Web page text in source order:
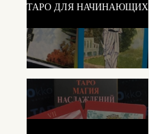
ТАРО ДЛЯ НАЧИНАЮЩИХ